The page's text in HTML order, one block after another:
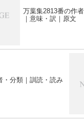
万葉集2813番の作
｜意味・訳｜原文
・分類｜訓読・読み